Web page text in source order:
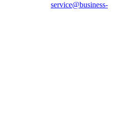
service@business-